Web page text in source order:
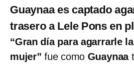
Guaynaa es captado
trasero a Lele Pons en
“Gran día para agarrarle
mujer” fue como Guaynaa